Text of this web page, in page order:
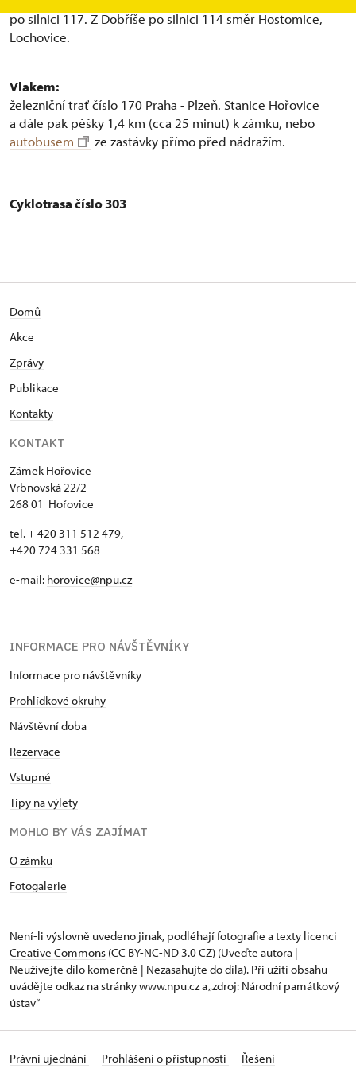
po silnici 117. Z Dobříše po silnici 114 směr Hostomice,
Lochovice.
Vlakem:
železniční trať číslo 170 Praha - Plzeň. Stanice Hořovice
a dále pak pěšky 1,4 km (cca 25 minut) k zámku, nebo
autobusem
ze zastávky přímo před nádražím.
Cyklotrasa číslo 303
Domů
Akce
Zprávy
Publikace
Kontakty
KONTAKT
Zámek Hořovice
Vrbnovská 22/2
268 01 Hořovice
tel. + 420 311 512 479,
+420 724 331 568
e-mail: horovice@npu.cz
INFORMACE PRO NÁVŠTĚVNÍKY
Informace pro návštěvníky
Prohlídkové okruhy
Návštěvní doba
Rezervace
Vstupné
Tipy na výlety
MOHLO BY VÁS ZAJÍMAT
O zámku
Fotogalerie
Není-li výslovně uvedeno jinak, podléhají fotografie a texty licenci
Creative Commons (CC BY-NC-ND 3.0 CZ) (Uveďte autora |
Neužívejte dílo komerčně | Nezasahujte do díla). Při užití obsahu
uvádějte odkaz na stránky www.npu.cz a „zdroj: Národní památkový
ústav“
Právní ujednání Prohlášení o přístupnosti
Řešení